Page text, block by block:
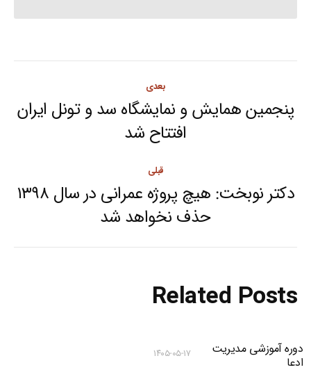
navigation
قبلی
Previous
post:
دکتر نوبخت: هیچ پروژه عمرانی در سال ۱۳۹۸
حذف نخواهد شد
بعدی
Next
post:
پنجمین همایش و نمایشگاه سد و تونل ایران
افتتاح شد
Related Posts
دوره آموزشی مدیریت
ادعا
۱۴۰۵-۰۵-۱۷